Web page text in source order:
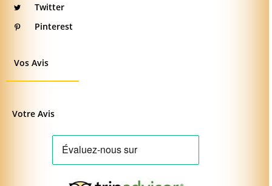
Twitter
Pinterest
Vos Avis
Votre Avis